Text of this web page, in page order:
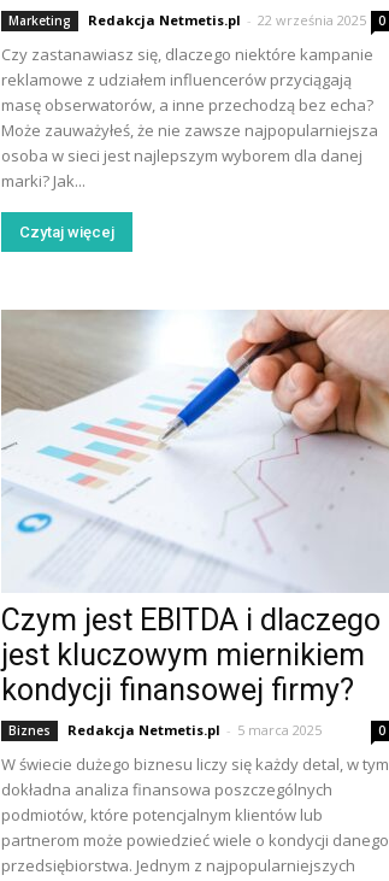
Marketing Redakcja Netmetis.pl - 22 września 2025 0
Czy zastanawiasz się, dlaczego niektóre kampanie
reklamowe z udziałem influencerów przyciągają
masę obserwatorów, a inne przechodzą bez echa?
Może zauważyłeś, że nie zawsze najpopularniejsza
osoba w sieci jest najlepszym wyborem dla danej
marki? Jak...
Czytaj więcej
Czym jest EBITDA i dlaczego
jest kluczowym miernikiem
kondycji finansowej firmy?
Biznes Redakcja Netmetis.pl - 5 marca 2025 0
W świecie dużego biznesu liczy się każdy detal, w tym
dokładna analiza finansowa poszczególnych
podmiotów, które potencjalnym klientów lub
partnerom może powiedzieć wiele o kondycji danego
przedsiębiorstwa. Jednym z najpopularniejszych